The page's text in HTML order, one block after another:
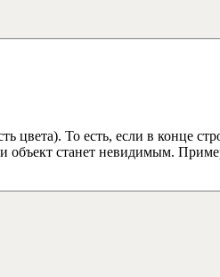
То есть, если в конце
объект станет невидимым.